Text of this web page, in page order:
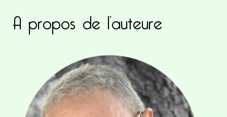
A propos de l’auteure